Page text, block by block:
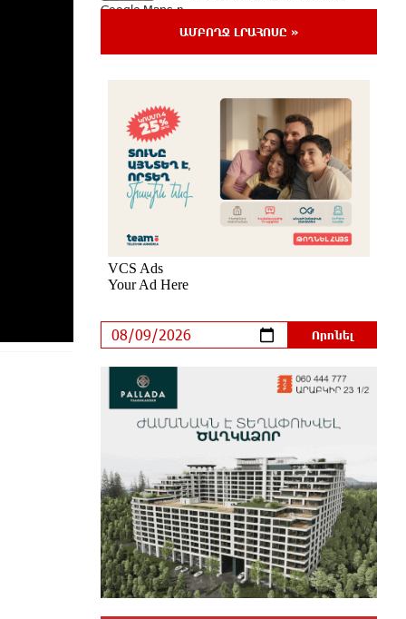
Google Maps-ը
ոչնչացվել է ուկրաինական 360
անօդաչու թռչող սարք
10 ժամ առաջ
Օգոստոսի 10-ին, 11-ին, 12-ին, 13-
ին, 14-ին, 17-ին, 18-ին և 20-ին
հարյուրավոր հասցեներում լույս
չի լինելու
Կիևյան կամրջի տակ
հայտնաբերվել է տղամարդու
մարմին
11 ժամ առաջ
Ադրբեջանի Սարով գյուղում տանը
հայտնաբերվել
11 ժամ առաջ
Հայհիդրոմետի տնօրենը գրել է
11 ժամ առաջ
ԱՄԲՈՂՋ ԼՐԱՀՈՍԸ »